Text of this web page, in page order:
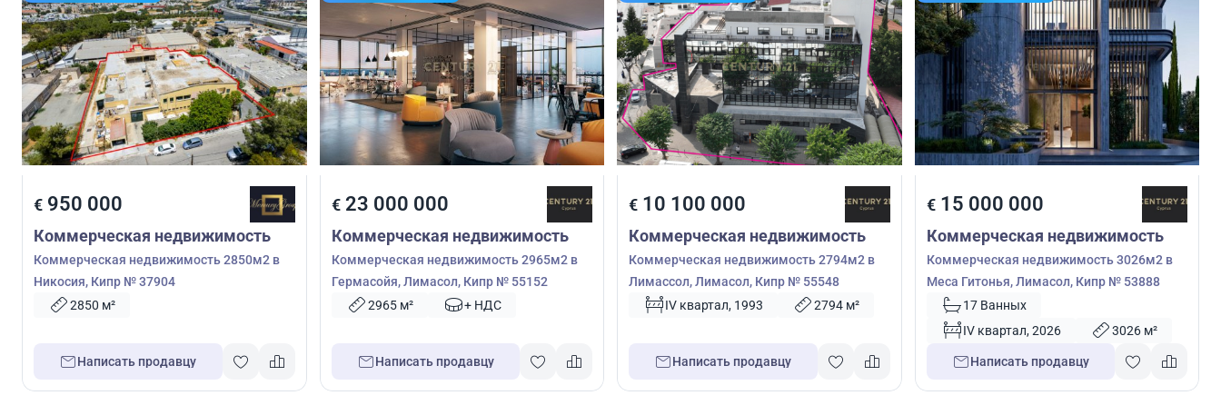
€ 950 000
Коммерческая недвижимость
Коммерческая недвижимость 2850м2 в
Никосия, Кипр № 37904
2850 м²
Написать продавцу
€23 000 000
Коммерческая недвижимость
Коммерческая недвижимость 2965м2 в
Гермасойя, Лимасол, Кипр № 55152
2965 м²
+ НДС
Написать продавцу
€ 10 100 000
Коммерческая недвижимость
Коммерческая недвижимость 2794м2 в
Лимассол, Лимасол, Кипр № 55548
IV квартал, 1993
2794 м²
Написать продавцу
€15 000 000
Коммерческая недвижимость
Коммерческая недвижимость 3026м2 в
Меса Гитонья, Лимасол, Кипр № 53888
17 Ванных
IV квартал, 2026
3026 м²
Написать продавцу